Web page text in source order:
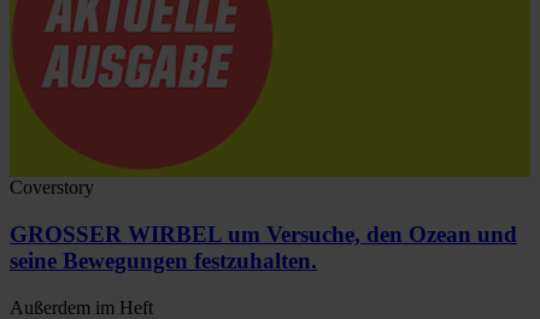
Coverstory
GROSSER WIRBEL um Versuche, den Ozean und
seine Bewegungen festzuhalten.
Außerdem im Heft